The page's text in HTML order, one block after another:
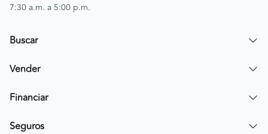
7:30 a.m. a 5:00 p.m.
Buscar
Encuentra un carro
Vender
Publicar mi vehículo
Financiar
Simular crédito
Seguros